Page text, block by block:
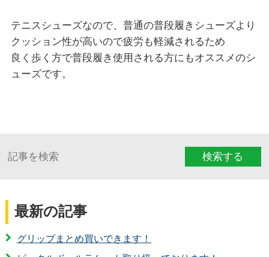
テニスシューズなので、普通の普段履きシューズより
クッション性が高いので疲労も軽減されるため
良く歩く方で普段履き使用される方にもオススメのシ
ューズです。
検索する
最新の記事
グリップまとめ買いできます！